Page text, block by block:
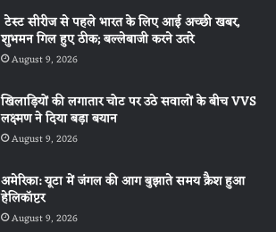
टेस्ट सीरीज से पहले भारत के लिए आई अच्छी खबर,
शुभमन गिल हुए ठीक; बल्लेबाजी करने उतरे
August 9, 2026
खिलाड़ियों की लगातार चोट पर उठे सवालों के बीच VVS
लक्ष्मण ने दिया बड़ा बयान
August 9, 2026
अमेरिका: यूटा में जंगल की आग बुझाते समय क्रैश हुआ
हेलिकॉप्टर
August 9, 2026